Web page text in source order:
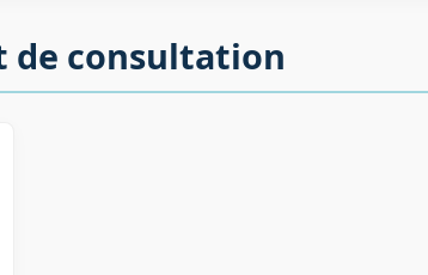
de consultation